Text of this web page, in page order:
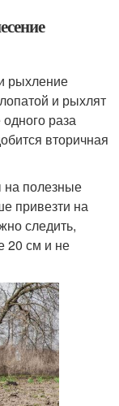
рыхление
и рыхлят
раза
вторичная
на полезные
привезти на
следить,
20 см и не